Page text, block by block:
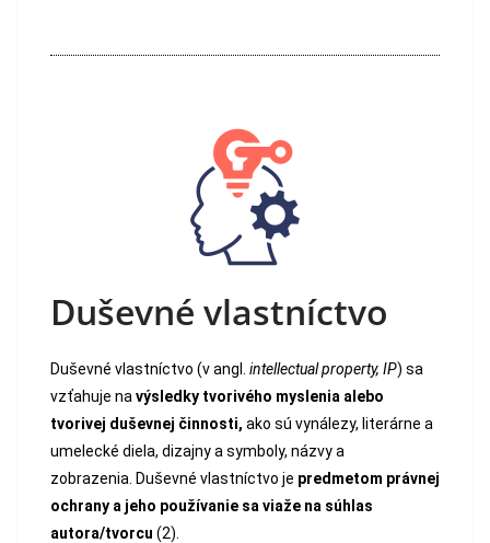
Duševné vlastníctvo
Duševné vlastníctvo (v angl. intellectual property, IP) sa
vzťahuje na výsledky tvorivého myslenia alebo
tvorivej duševnej činnosti, ako sú vynálezy, literárne a
umelecké diela, dizajny a symboly, názvy a
zobrazenia. Duševné vlastníctvo je predmetom právnej
ochrany a jeho používanie sa viaže na súhlas
autora/tvorcu (2).